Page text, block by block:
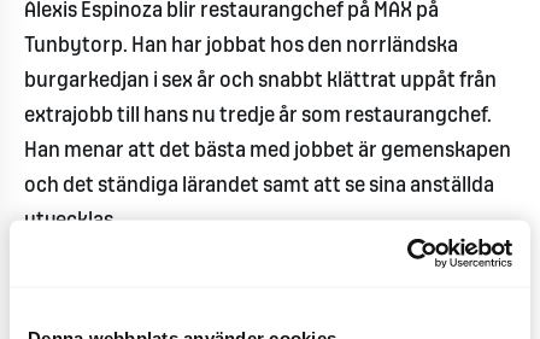
Alexis Espinoza blir restaurangchef på MAX på
Tunbytorp. Han har jobbat hos den norrländska
burgarkedjan i sex år och snabbt klättrat uppåt från
extrajobb till hans nu tredje år som restaurangchef.
Han menar att det bästa med jobbet är gemenskapen
och det ständiga lärandet samt att se sina anställda
utvecklas.